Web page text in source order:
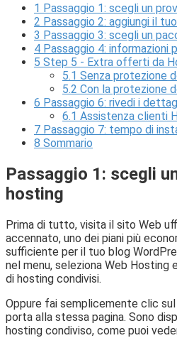
1 Passaggio 1: scegli un
2 Passaggio 2: aggiungi il
3 Passaggio 3: scegli un
4 Passaggio 4: informazioni
5 Step 5 - Extra offerti da
5.1 Senza protezione
5.2 Con la protezione
6 Passaggio 6: rivedi i
6.1 Assistenza clienti
7 Passaggio 7: tempo di
8 Sommario
Passaggio 1: scegli
hosting
Prima di tutto, visita il sito Web
accennato, uno dei piani più
sufficiente per il tuo blog
nel menu, seleziona Web Hosting
di hosting condivisi.
Oppure fai semplicemente clic sul
porta alla stessa pagina. Sono
hosting condiviso, come puoi